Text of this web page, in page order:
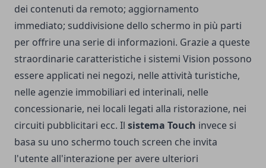
dei contenuti da remoto; aggiornamento
immediato; suddivisione dello schermo in più parti
per offrire una serie di informazioni. Grazie a queste
straordinarie caratteristiche i sistemi Vision possono
essere applicati nei negozi, nelle attività turistiche,
nelle agenzie immobiliari ed interinali, nelle
concessionarie, nei locali legati alla ristorazione, nei
circuiti pubblicitari ecc. Il sistema Touch invece si
basa su uno schermo touch screen che invita
l'utente all'interazione per avere ulteriori